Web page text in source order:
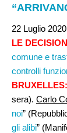
22 Luglio 2020
LE
comune e
controlli
BRUXELLES:
sera). Carlo
noi”
gli alibi”